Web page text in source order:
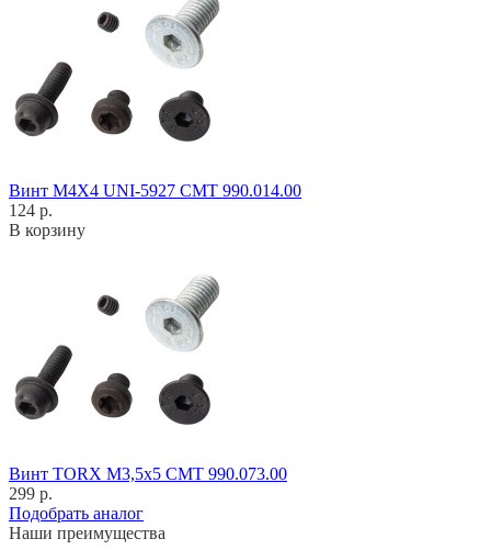
Винт M4X4 UNI-5927 CMT 990.014.00
124 р.
В корзину
Винт TORX M3,5x5 CMT 990.073.00
299 р.
Подобрать аналог
Наши преимущества